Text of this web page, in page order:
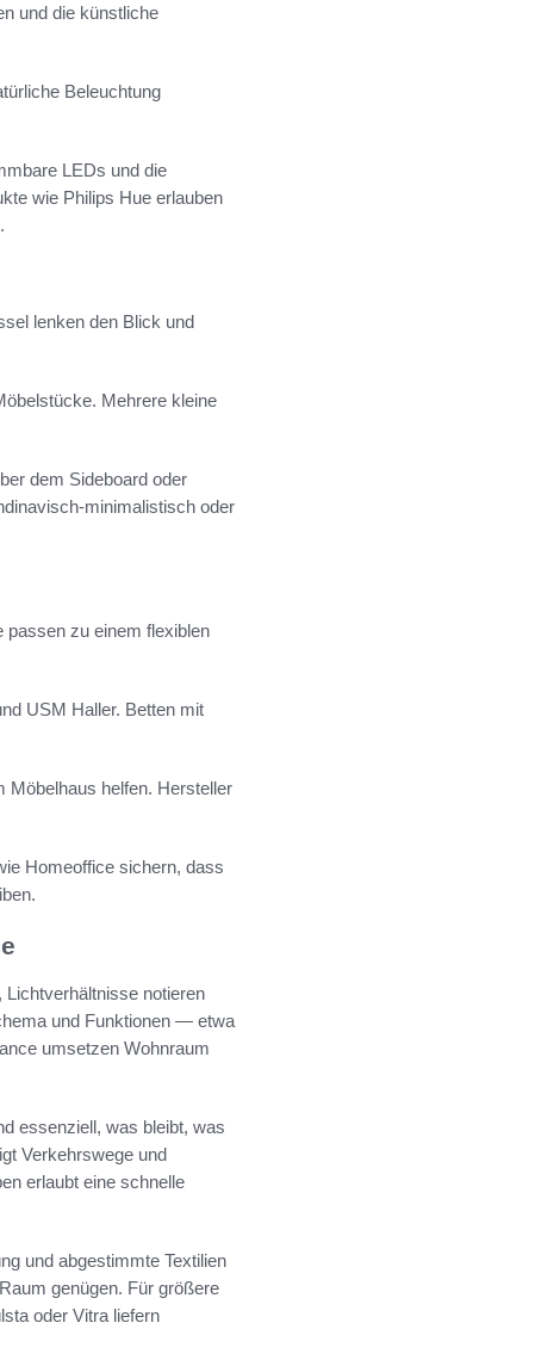
und die künstliche
Beleuchtung
LEDs und die
wie Philips Hue erlauben
lenken den Blick und
Mehrere kleine
dem Sideboard oder
minimalistisch oder
passen zu einem flexiblen
USM Haller. Betten mit
Möbelhaus helfen. Hersteller
Homeoffice sichern, dass
notieren
und Funktionen — etwa
umsetzen Wohnraum
essenziell, was bleibt, was
Verkehrswege und
erlaubt eine schnelle
und abgestimmte Textilien
genügen. Für größere
oder Vitra liefern